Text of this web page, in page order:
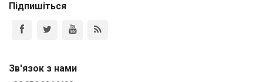
Підпишіться
Зв'язок з нами